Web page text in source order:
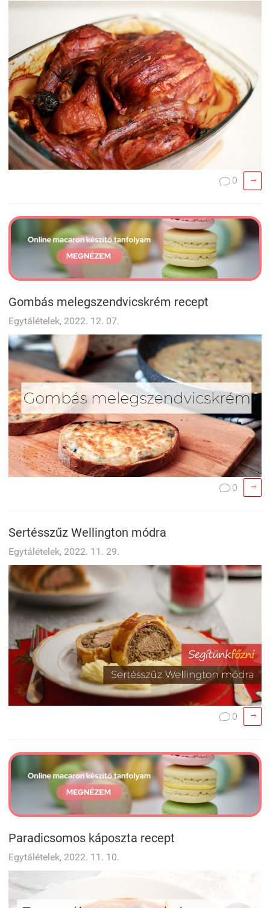
 0 
Gombás melegszendvicskrém recept
Egytálételek, 2022. 12. 07.
 0 
Sertésszűz Wellington módra
Egytálételek, 2022. 11. 29.
 0 
Paradicsomos káposzta recept
Egytálételek, 2022. 11. 10.